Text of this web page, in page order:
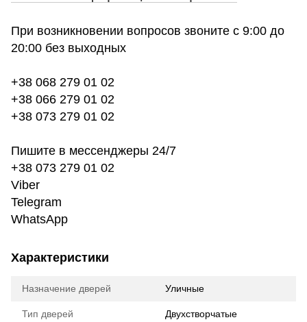
При возникновении вопросов звоните с 9:00 до
20:00 без выходных
+38 068 279 01 02
+38 066 279 01 02
+38 073 279 01 02
Пишите в мессенджеры 24/7
+38 073 279 01 02
Viber
Telegram
WhatsApp
Характеристики
Назначение дверей Уличные
Тип дверей Двухстворчатые